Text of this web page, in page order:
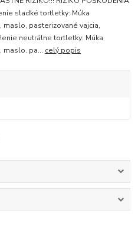
sladké tortletky: Múka
maslo, pasterizované vajcia,
neutrálne tortletky: Múka
maslo, pa... celý popis